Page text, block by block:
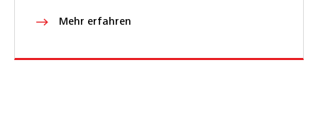
Mehr erfahren